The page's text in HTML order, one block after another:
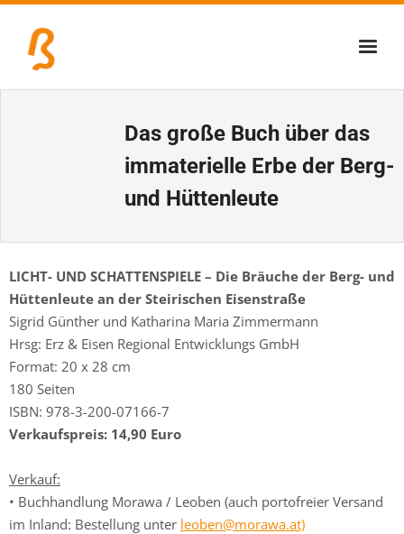
Veranstaltungen
Das große Buch über das
immaterielle Erbe der Berg-
und Hüttenleute
LICHT- UND SCHATTENSPIELE – Die Bräuche der Berg- und
Hüttenleute an der Steirischen Eisenstraße
Sigrid Günther und Katharina Maria Zimmermann
Hrsg: Erz & Eisen Regional Entwicklungs GmbH
Format: 20 x 28 cm
180 Seiten
ISBN: 978-3-200-07166-7
Verkaufspreis: 14,90 Euro
Verkauf:
• Buchhandlung Morawa / Leoben (auch portofreier Versand
im Inland: Bestellung unter leoben@morawa.at)